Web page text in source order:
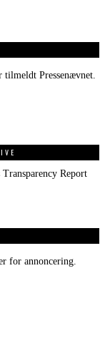
Pressenævnet.
Report
for annoncering.